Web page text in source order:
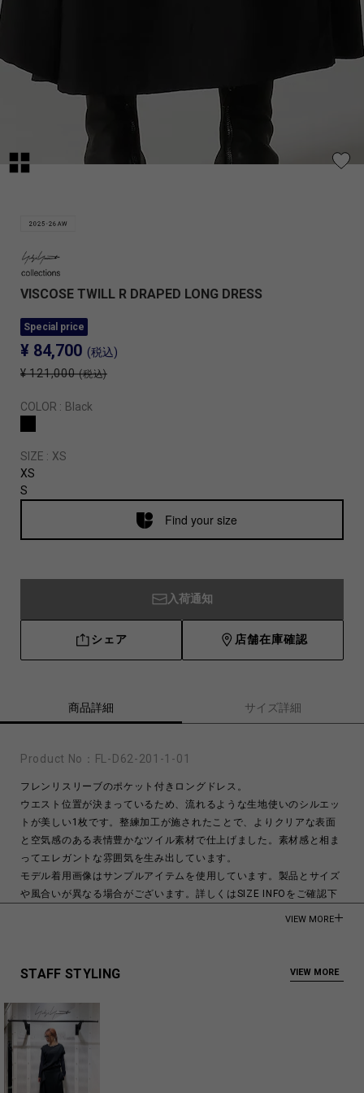
VISCOSE TWILL R DRAPED LONG DRESS
Special price
¥ 84,700 (税込)
¥ 121,000 (税込)
COLOR : Black
SIZE : XS
XS
S
Find your size
入荷通知
シェア 店舗在庫確認
商品詳細 サイズ詳細
Product No： FL-D62-201-1-01
フレンリスリーブのポケット付きロングドレス。
ウエスト位置が決まっているため、流れるような生地使いのシルエッ
トが美しい1枚です。整練加工が施されたことで、よりクリアな表面
と空気感のある表情豊かなツイル素材で仕上げました。素材感と相ま
ってエレガントな雰囲気を生み出しています。
モデル着用画像はサンプルアイテムを使用しています。製品とサイズ
や風合いが異なる場合がございます。詳しくはSIZE INFOをご確認下
Viscose 100%
商品についてよくあるお問い合わせはこちら
VIEW MORE
STAFF STYLING VIEW MORE